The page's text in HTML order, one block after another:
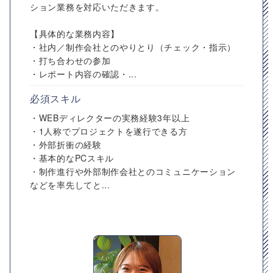
ション業務を対応いただきます。
【具体的な業務内容】
・社内／制作会社とのやりとり（チェック・指示）
・打ち合わせの参加
・レポート内容の確認・...
必須スキル
・WEBディレクターの実務経験3年以上
・1人称でプロジェクトを遂行できる方
・外部折衝の経験
・基本的なPCスキル
・制作進行や外部制作会社とのコミュニケーション
などを率先してと...